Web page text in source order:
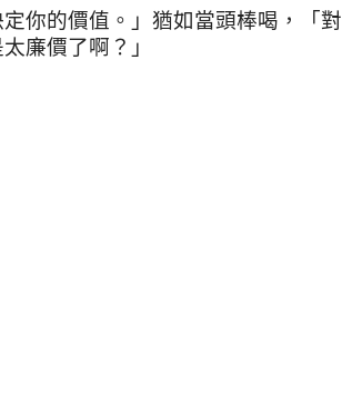
你的價值。」猶如當頭棒喝，「對
廉價了啊？」